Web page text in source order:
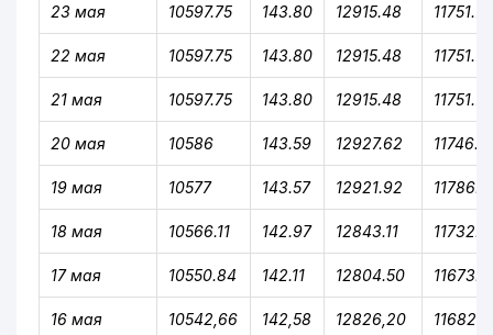
23 мая 10597.75 143.80 12915.48 11751.77
22 мая 10597.75 143.80 12915.48 11751.77
21 мая 10597.75 143.80 12915.48 11751.77
20 мая 10586 143.59 12927.62
19 мая 10577 143.57 12921.92
18 мая 10566.11 142.97 12843.11
17 мая 10550.84 142.11 12804.50
16 мая 10542,66 142,58 12826,20